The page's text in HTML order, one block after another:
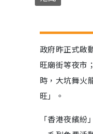
政府昨正式啟
旺廟街等夜市
時，大坑舞火
旺」。
「香港夜繽